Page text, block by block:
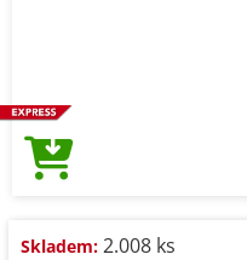
Skladem: 2.008 ks